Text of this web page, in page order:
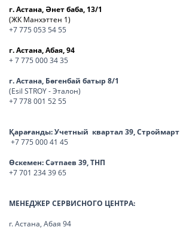
г. Астана, Әнет баба, 13/1
(ЖК Манхэттен 1)
+7 775 053 54 55
г. Астана, Абая, 94
+ 7 775 000 34 35
г. Астана, Бөгенбай батыр 8/1
(Esil STROY - Эталон)
+7 778 001 52 55
Қарағанды:Учетный квартал 39, Строймарт
+7 775 000 41 45
Өскемен:Сәтпаев 39, ТНП
+7 701 234 39 65
МЕНЕДЖЕР СЕРВИСНОГО ЦЕНТРА:
г. Астана, Абая 94